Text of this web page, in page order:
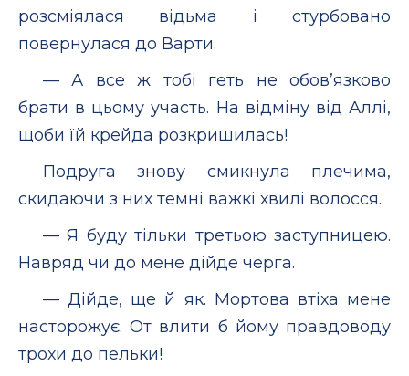
розсміялася відьма і стурбовано
повернулася до Варти.
— А все ж тобі геть не обов’язково
брати в цьому участь. На відміну від Аллі,
щоби їй крейда розкришилась!
Подруга знову смикнула плечима,
скидаючи з них темні важкі хвилі волосся.
— Я буду тільки третьою заступницею.
Навряд чи до мене дійде черга.
— Дійде, ще й як. Мортова втіха мене
насторожує. От влити б йому правдоводу
трохи до пельки!